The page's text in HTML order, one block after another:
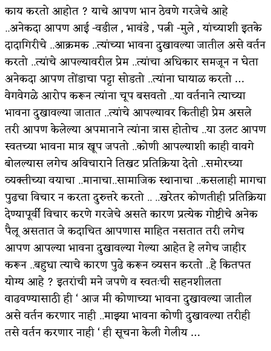
‘अर्थ’पूर्ण हास्य
अष्टपैलू : खंडू रांगणेकर
अपूर्ण कथा
बुडीच खटलं – संयुक्त कुटुंब का गरजेचं?
काय करतो आहोत ? याचे आपण भान ठेवणे गरजेचे आहे
..अनेकदा आपण आई -वडील , भावंडे , पत्नी -मुले , यांच्याशी इतके
दादागिरीचे ..आक्रमक ..त्यांच्या भावना दुखावल्या जातील असे वर्तन
करतो ..त्यांचे आपल्यावरील प्रेम ..त्यांचा अधिकार समजून न घेता
अनेकदा आपण तोंडाचा पट्टा सोडतो ..त्यांना घायाळ करतो …
वेगवेगळे आरोप करून त्यांना चूप बसवतो ..या वर्तनाने त्याच्या
भावना दुखावल्या जातात ..त्यांचे आपल्यावर कितीही प्रेम असले
तरी आपण केलेल्या अपमानाने त्यांना त्रास होतोच ..या उलट आपण
स्वतच्या भावना मात्र खूप जपतो ..कोणी आपल्याशी काही वावगे
बोलल्यास लगेच अविचाराने तिखट प्रतिक्रिया देतो ..समोरच्या
व्यक्तीच्या वयाचा ..मानाचा..सामाजिक स्थानाचा ..कसलाही मागचा
पुढचा विचार न करता दुरुत्तरे करतो .. ..खरेतर कोणतीही प्रतिक्रिया
देण्यापूर्वी विचार करणे गरजेचे असते कारण प्रत्येक गोष्टीचे अनेक
पैलू असतात जे कदाचित आपणास माहित नसतात तरी लगेच
आपण आपल्या भावना दुखावल्या गेल्या आहेत हे लगेच जाहीर
करून ..बहुधा त्याचे कारण पुढे करून व्यसन करतो ..हे कितपत
योग्य आहे ? इतरांची मने जपणे व स्वतःची सहनशीलता
वाढवण्यासाठी ही ‘ आज मी कोणाच्या भावना दुखावल्या जातील
असे वर्तन करणार नाही ..माझ्या भावना कोणी दुखावल्या तरीही
तसे वर्तन करणार नाही ‘ ही सूचना केली गेलीय …